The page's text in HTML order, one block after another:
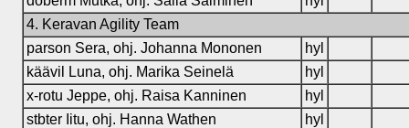
4. Keravan Agility Team
parson Sera, ohj. Johanna Mononen
hyl
käävil Luna, ohj. Marika Seinelä
hyl
x-rotu Jeppe, ohj. Raisa Kanninen
hyl
stbter Iitu, ohj. Hanna Wathen
hyl